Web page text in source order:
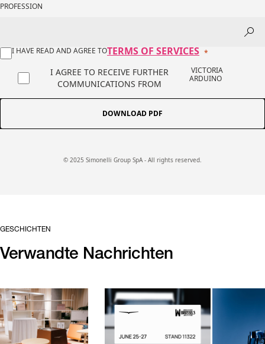
PROFESSION
I HAVE READ AND AGREE TOTERMS OF SERVICES
I AGREE TO RECEIVE FURTHER
COMMUNICATIONS FROM
VICTORIA
ARDUINO
DOWNLOAD PDF
© 2025 Simonelli Group SpA - All rights reserved.
GESCHICHTEN
Verwandte Nachrichten